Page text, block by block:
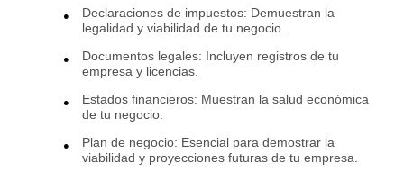
Declaraciones de impuestos: Demuestran la
legalidad y viabilidad de tu negocio.
Documentos legales: Incluyen registros de tu
empresa y licencias.
Estados financieros: Muestran la salud económica
de tu negocio.
Plan de negocio: Esencial para demostrar la
viabilidad y proyecciones futuras de tu empresa.